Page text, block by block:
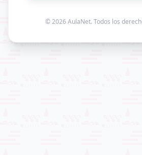
© 2026 AulaNet. Todos los